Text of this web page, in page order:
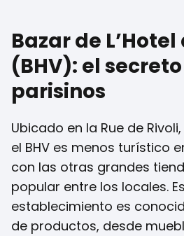
Bazar de
(BHV): el
parisinos
Ubicado en la Rue de
el BHV es menos turístico
con las otras grandes
popular entre los locales.
establecimiento es
de productos, desde